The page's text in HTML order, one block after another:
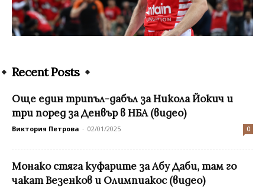
Recent Posts
Още един трипъл-дабъл за Никола Йокич и
три поред за Денвър в НБА (видео)
Виктория Петрова - 02/01/2025 0
Монако стяга куфарите за Абу Даби, там го
чакат Везенков и Олимпиакос (видео)